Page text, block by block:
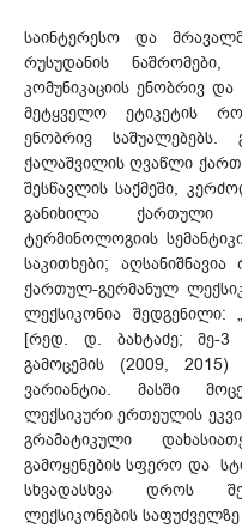
საინტერესო და
რუსუდანის
კომუნიკაციის ენობრივ
მეტ­­ყველო ეტიკეტის
ენობრივ საშუალებებს.
ქალაშვილის ღვაწლი
შესწავლის საქმეში,
განიხილა ქართული
ტერმინოლოგიის
სა­კითხები;
ქართულ-გერმანულ
ლექ­სიკონია შედგენილი:
[რედ. დ. ბახტაძე; მე-
გამოცემის (2009, 2015)
ვარიანტია. მას­ში
ლექსიკური ერთე­ულის
გრამატიკული
გამოყენების სფერო და
სხვადასხვა დროს
ლექსიკონების